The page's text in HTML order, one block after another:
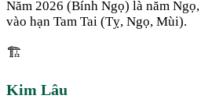
Năm 2026 (Bính Ngọ) là năm
vào hạn Tam Tai (Tỵ, Ngọ, Mùi).
🏗️
Kim Lâu